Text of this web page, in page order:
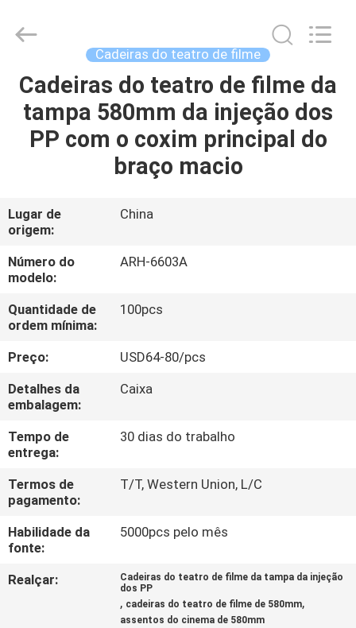
CASA
PRODUTOS
NÓS
EXCURSÃO
DA
FÁBRICA
CONTROLE
DA
CONTACTE-
NOS
BLOG
Commercial
Co.,Ltd.
Reserved.
Cadeiras do teatro de filme
Cadeiras do teatro de filme da
tampa 580mm da injeção dos
PP com o coxim principal do
braço macio
Lugar de
origem:
China
Número do
modelo:
ARH-6603A
Quantidade de
ordem mínima:
100pcs
Preço:
USD64-80/pcs
Detalhes da
embalagem:
Caixa
Tempo de
entrega:
30 dias do trabalho
Termos de
pagamento:
T/T, Western Union, L/C
Habilidade da
fonte:
5000pcs pelo mês
Realçar:
Cadeiras do teatro de filme da tampa da injeção
dos PP
, cadeiras do teatro de filme de 580mm,
assentos do cinema de 580mm